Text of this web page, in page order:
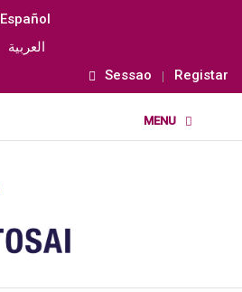
Español
العربية
Sessao Registar